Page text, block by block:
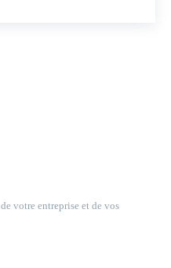
votre entreprise et de vos